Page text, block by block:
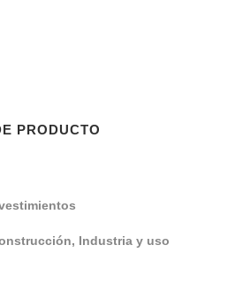
PRODUCTO
Industria y uso